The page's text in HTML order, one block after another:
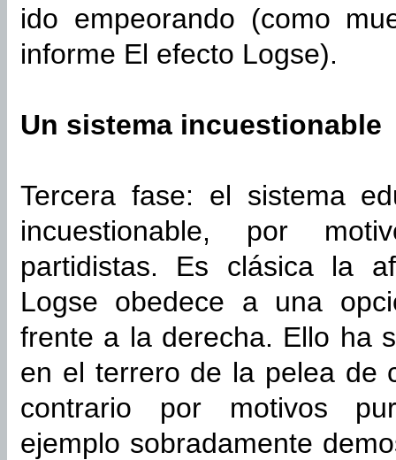
ido empeorando (como
informe El efecto Logse).
Un sistema incuestionable
Tercera fase: el sistema
incuestionable, por
partidistas. Es clásica la
Logse obedece a una
frente a la derecha. Ello ha
en el terrero de la pelea de
contrario por motivos
ejemplo sobradamente